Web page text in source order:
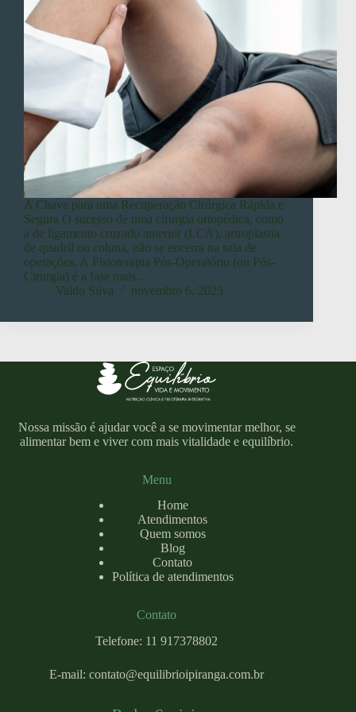
A Chave para uma Recuperação Cirúrgica Rápida e
Segura O sucesso de uma cirurgia ortopédica, como
a de ligamento cruzado anterior (LCA), artroplastia
de quadril ou coluna, não se encerra na sala de
operações. A Fisioterapia Pós-Operatório (ou Pós-
Cirurgia) é a fase mais…
Valdo Silva
novembro 6, 2025
Nossa missão é ajudar você a se movimentar melhor, se
alimentar bem e viver com mais vitalidade e equilíbrio.
Menu
Home
Atendimentos
Quem somos
Blog
Contato
Política de atendimentos
Contato
Telefone: 11 917378802
E-mail:contato@equilibrioipiranga.com.br